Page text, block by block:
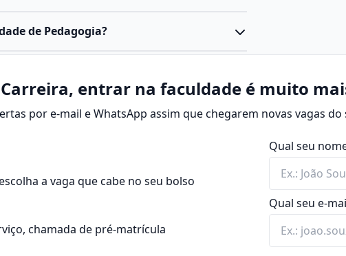
graduação de licenciatura voltada à
nos anos iniciais do ensino fundamental e
de Pedagogia?
e as práticas educacionais dentro e
que significa “aquele que conduz a
sala de aula, com foco no desenvolvimento
pedagógica, direção e orientação
Carreira, entrar na faculdade é muito
por e-mail e WhatsApp assim que chegarem novas vagas do
a vaga que cabe no seu bolso
chamada de pré-matrícula
Qual seu
Qual seu e-